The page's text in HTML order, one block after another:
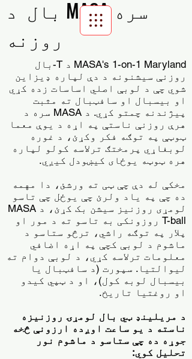
Scroll Menu
بال د MASA سره
روزنه
MASA's 1-on-1 Maryland
د T-بال
روزنې سیشنونه د دې لپاره ډیزاین
شوي چې د لوبې اصلي اساسات زده کړي
او بیسبال او سافټبال ته مثبت
پیژندنه چمتو کړي. د MASA سره د
هرې روزنې ناستې په اړه د یوې معما
ټوټې په توګه فکر وکړئ، د غوره
لوبغاړي پرمختګ ترلاسه کولو لپاره
هره ټوټه یوځای کیښودل کیږي.
مخکې له دې چې ټی ته ورشئ، دا مهمه
ده چې په یاد ولرئ چې یوځل چې تاسو
لومړی روزنیز سیشن بک کړئ، د MASA
T-ball روزونکی به تاسو ته د مور او
پلار په توګه راشي، ترڅو ستاسو د
ماشوم د لوبې کچې په اړه اضافي
معلومات ترلاسه کړي، د لوبې دوام ته
لیوالتیا. سپورت (د سافټبال یا
بیسبال لوبه کول)، او د ټپي کیدو
او روغتیا تاریخ.
د مریلینډ ټي بال لومړۍ روزنیزه
ناسته د یو ساعت اوږده ارزونې څخه
جوړه ده چې ستاسو د ماشوم نور
تحلیل کوي: